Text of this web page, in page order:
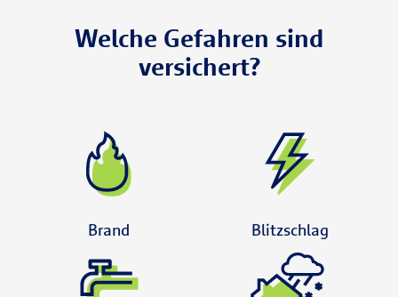
Welche Gefahren sind
versichert?
Brand Blitzschlag